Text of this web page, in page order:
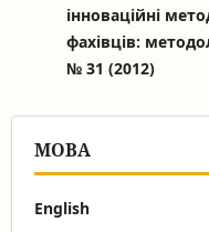
інноваційні
фахівців:
№ 31 (2012)
МОВА
English